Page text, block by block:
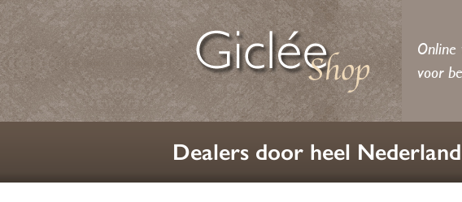
Online
voor
Dealers door heel Nederland